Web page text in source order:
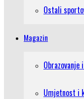
Ostali
Magazin
Obrazovanje
Umjetnost i